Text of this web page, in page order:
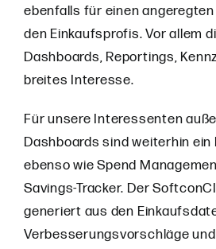
ebenfalls für einen
den Einkaufsprofis. Vor allem
Dashboards, Reportings,
breites Interesse.
Für unsere Interessenten
Dashboards sind weiterhin ein
ebenso wie Spend
Savings-Tracker. Der
generiert aus den
Verbesserungsvorschläge